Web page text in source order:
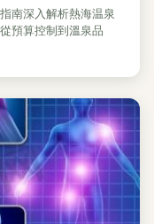
南深入解析熱海温泉
預算控制到溫泉品